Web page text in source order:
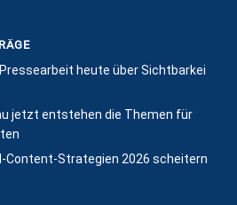
heute über Sichtbarkeit
jetzt entstehen die Themen für
Content-Strategien 2026 scheitern